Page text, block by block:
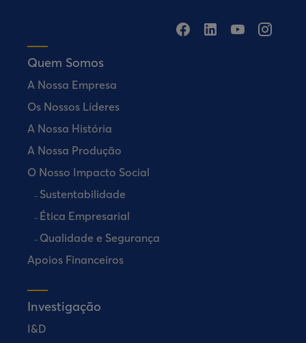
Quem Somos
A Nossa Empresa
Os Nossos Líderes
A Nossa História
A Nossa Produção
O Nosso Impacto Social
Sustentabilidade
Ética Empresarial
Qualidade e Segurança
Apoios Financeiros
Investigação
I&D